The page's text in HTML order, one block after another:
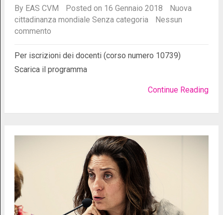
By EAS CVM Posted on 16 Gennaio 2018
Nuova
cittadinanza mondiale Senza categoria
Nessun
commento
Per iscrizioni dei docenti (corso numero 10739)
Scarica il programma
Continue Reading